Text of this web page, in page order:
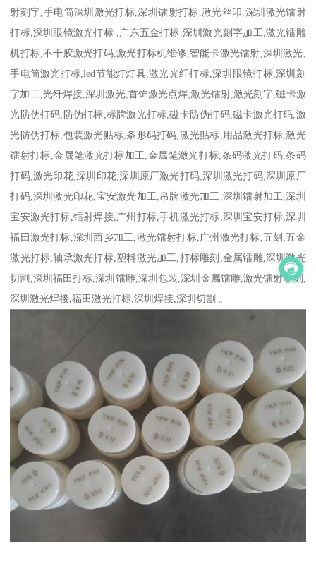
射刻字,手电筒深圳激光打标,深圳镭射打标,激光丝印,深圳激光镭射
打标,深圳眼镜激光打标 ,广东五金打标,深圳激光刻字加工,激光镭雕
机打标,不干胶激光打码,激光打标机维修,智能卡激光镭射,深圳激光,
手电筒激光打标,led节能灯灯具,激光光纤打标,深圳眼镜打标,深圳刻
字加工,光纤焊接,深圳激光,首饰激光点焊,激光镭射,激光刻字,磁卡激
光防伪打码,防伪打标,标牌激光打标,磁卡防伪打码,磁卡激光打码,激
光防伪打标,包装激光贴标,条形码打码,激光贴标,用品激光打标,激光
镭射打标,金属笔激光打标加工,金属笔激光打标,条码激光打码,条码
打码,激光印花,深圳印花,深圳原厂激光打码,深圳激光打码,深圳原厂
打码,深圳激光印花,宝安激光加工,吊牌激光加工,深圳镭射加工,深圳
宝安激光打标,镭射焊接,广州打标,手机激光打标,深圳宝安打标,深圳
福田激光打标,深圳西乡加工,激光镭射打标,广州激光打标,五刻,五金
激光打标,轴承激光打标,塑料激光加工,打标雕刻,金属镭雕,深圳激光
切割,深圳福田打标,深圳镭雕,深圳包装,深圳金属镭雕,激光镭射雕刻,
深圳激光焊接,福田激光打标,深圳焊接,深圳切割 。